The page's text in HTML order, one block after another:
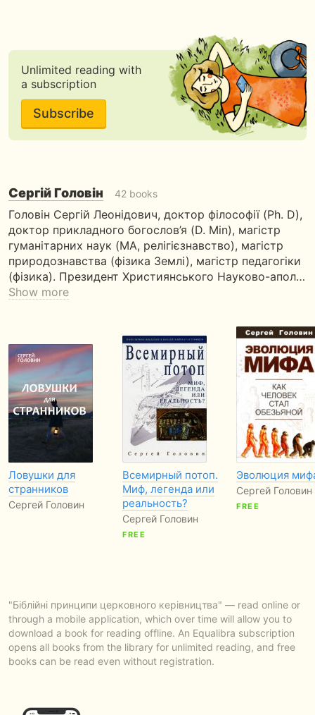
Unlimited reading with
a subscription
Subscribe
Сергій Головін 42 books
Головін Сергій Леонідович, доктор філософії (Ph. D),
доктор прикладного богослов’я (D. Min), магістр
гуманітарних наук (MA, релігієзнавство), магістр
природознавства (фізика Землі), магістр педагогіки
(фізика). Президент Християнського Науково-апол…
Show more
Ловушки для
странников
Сергей Головин
Всемирный потоп.
Миф, легенда или
реальность?
Сергей Головин
FREE
Эволюция
Сергей Головин
FREE
"Біблійні принципи церковного керівництва" — read online or
through a mobile application, which over time will allow you to
download a book for reading offline. An Equalibra subscription
opens all books from the library for unlimited reading, and free
books can be read even without registration.